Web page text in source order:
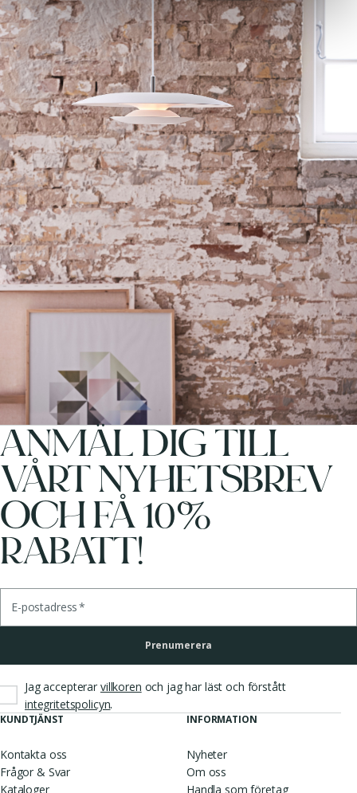
ANMÄL DIG TILL
VÅRT NYHETSBREV
OCH FÅ 10%
RABATT!
E-postadress*
Prenumerera
Jag accepterar villkoren och jag har läst och förstått
integritetspolicyn.
KUNDTJÄNST
Kontakta oss
Frågor & Svar
Kataloger
INFORMATION
Nyheter
Om oss
Handla som företag